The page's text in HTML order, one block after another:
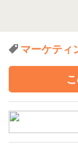
マーケティ